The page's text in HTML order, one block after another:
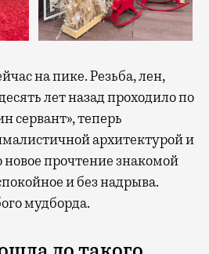
на пике. Резьба, лен,
лет назад проходило по
сервант», теперь
архитектурой и
прочтение знакомой
и без надрыва.
мудборда.